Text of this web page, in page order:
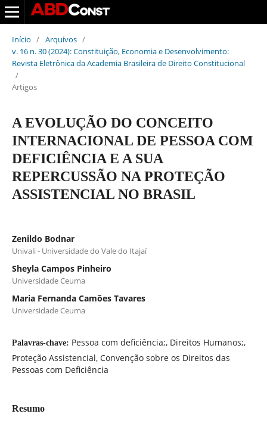
Início / Arquivos /
v. 16 n. 30 (2024): Constituição, Economia e Desenvolvimento:
Revista Eletrônica da Academia Brasileira de Direito Constitucional
/
Artigos
A EVOLUÇÃO DO CONCEITO
INTERNACIONAL DE PESSOA COM
DEFICIÊNCIA E A SUA
REPERCUSSÃO NA PROTEÇÃO
ASSISTENCIAL NO BRASIL
Zenildo Bodnar
Univali - Universidade do Vale do Itajaí
Sheyla Campos Pinheiro
Universidade Ceuma
Maria Fernanda Camões Tavares
Universidade Ceuma
Palavras-chave: Pessoa com deficiência;, Direitos Humanos;,
Proteção Assistencial, Convenção sobre os Direitos das
Pessoas com Deficiência
Resumo